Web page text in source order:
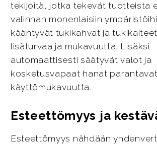
tekijöitä, jotka tekevät tuotteista
valinnan monenlaisiin
kääntyvät tukikahvat ja
lisäturvaa ja mukavuutta. Lisäksi
automaattisesti säätyvät valot ja
kosketusvapaat hanat
käyttömukavuutta.
Esteettömyys ja
Esteettömyys nähdään